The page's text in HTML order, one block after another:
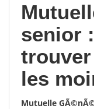
senior
les
Mutuelle